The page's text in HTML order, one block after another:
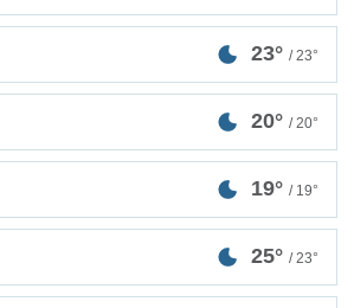
23° / 23°
20° / 20°
19° / 19°
25° / 23°